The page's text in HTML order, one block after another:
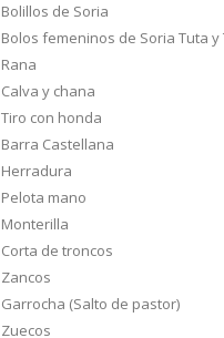
Bolillos de Soria
Bolos femeninos de Soria Tuta y
Rana
Calva y chana
Tiro con honda
Barra Castellana
Herradura
Pelota mano
Monterilla
Corta de troncos
Zancos
Garrocha (Salto de pastor)
Zuecos